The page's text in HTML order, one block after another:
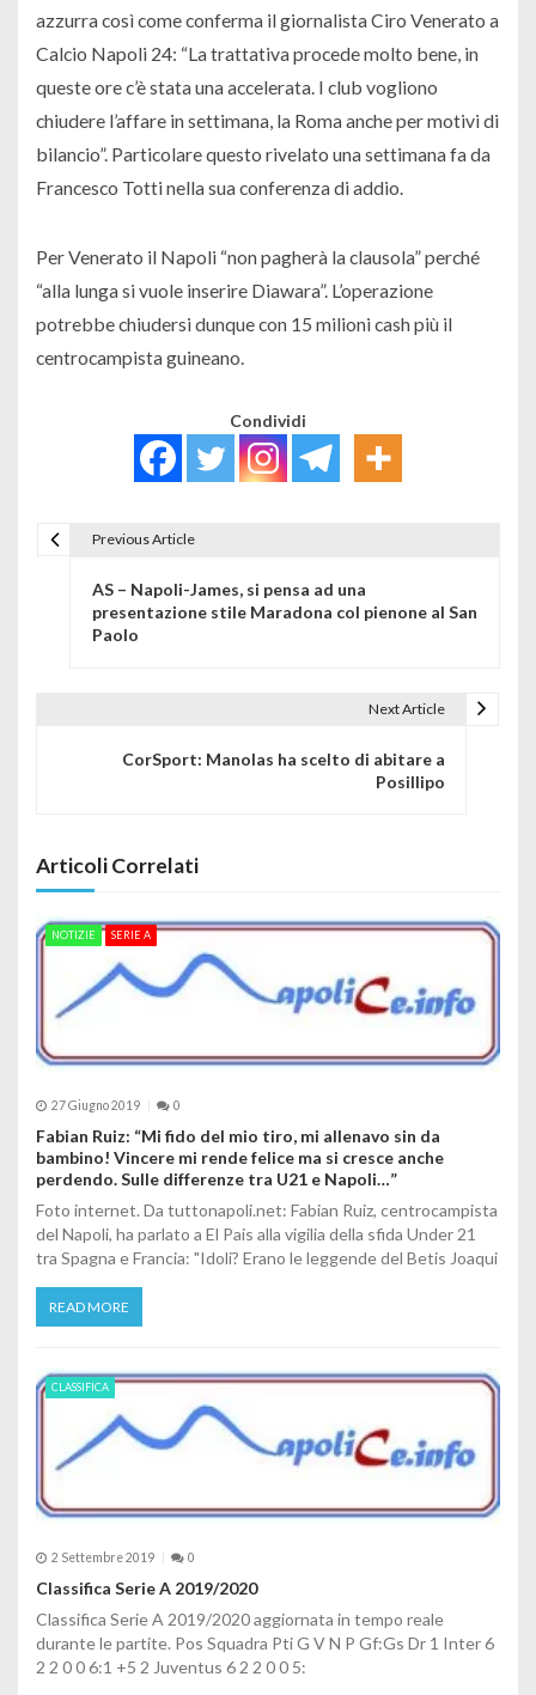
azzurra così come conferma il giornalista Ciro Venerato a
Calcio Napoli 24: “La trattativa procede molto bene, in
queste ore c’è stata una accelerata. I club vogliono
chiudere l’affare in settimana, la Roma anche per motivi di
bilancio”. Particolare questo rivelato una settimana fa da
Francesco Totti nella sua conferenza di addio.
Per Venerato il Napoli “non pagherà la clausola” perché
“alla lunga si vuole inserire Diawara”. L’operazione
potrebbe chiudersi dunque con 15 milioni cash più il
centrocampista guineano.
Condividi
Previous Article
AS – Napoli-James, si pensa ad una
presentazione stile Maradona col pienone al San
Paolo
Next Article
CorSport: Manolas ha scelto di abitare a
Posillipo
Articoli Correlati
NOTIZIE SERIE A
27 Giugno 2019 0
Fabian Ruiz: “Mi fido del mio tiro, mi allenavo sin da
bambino! Vincere mi rende felice ma si cresce anche
perdendo. Sulle differenze tra U21 e Napoli…”
Foto internet. Da tuttonapoli.net: Fabian Ruiz, centrocampista
del Napoli, ha parlato a El Pais alla vigilia della sfida Under 21
tra Spagna e Francia: "Idoli? Erano le leggende del Betis Joaqui
READ MORE
CLASSIFICA
2 Settembre 2019 0
Classifica Serie A 2019/2020
Classifica Serie A 2019/2020 aggiornata in tempo reale
durante le partite. Pos Squadra Pti G V N P Gf:Gs Dr 1 Inter 6
2 2 0 0 6:1 +5 2 Juventus 6 2 2 0 0 5: